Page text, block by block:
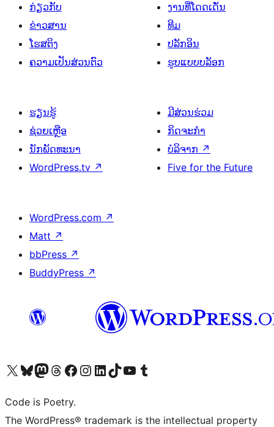
ກ່ຽວກັບ
ຂ່າວສານ
ໂຮສຕິງ
ຄວາມເປັນສ່ວນຕົວ
ງານທີ່ໂດດເດັ່ນ
ທີມ
ປລັກອິນ
ຮູບແບບບລັອກ
ຮຽນຮູ້
ຊ່ວຍເຫຼືອ
ນັກພັດທະນາ
WordPress.tv ↗
ມີສ່ວນຮ່ວມ
ກິດຈະກຳ
ບໍລິຈາກ ↗
Five for the Future
WordPress.com ↗
Matt ↗
bbPress ↗
BuddyPress ↗
ຢ້ຽມຊົມບັນຊີ X (ຊື່ເກົ່າ Twitter) ຂອງພວກເຮົາຢ້ຽມຊົມບັນຊີ Bluesky ຂອງພວກເຮົາຢ້ຽມຊົມບັນຊີ Mastodon ຂອງພວກເຮົາຢ້ຽມຊົມບັນຊີ Threads ຂອງພວກເຮົາຢ້ຽມຊົມໜ້າ Facebook ຂອງພວກເຮົາຢ້ຽມຊົມບັນຊີ Instagram ຂອງພວກເຮົາຢ້ຽມຊົມບັນຊີ LinkedIn ຂອງພວກເຮົາຢ້ຽມຊົມບັນຊີ TikTok ຂອງພວກເຮົາຢ້ຽມຊົມຊ່ອງ YouTube ຂອງພວກເຮົາຢ້ຽມຊົມບັນຊີ Tumblr ຂອງພວກເຮົາ
Code is Poetry.
The WordPress® trademark is the intellectual property